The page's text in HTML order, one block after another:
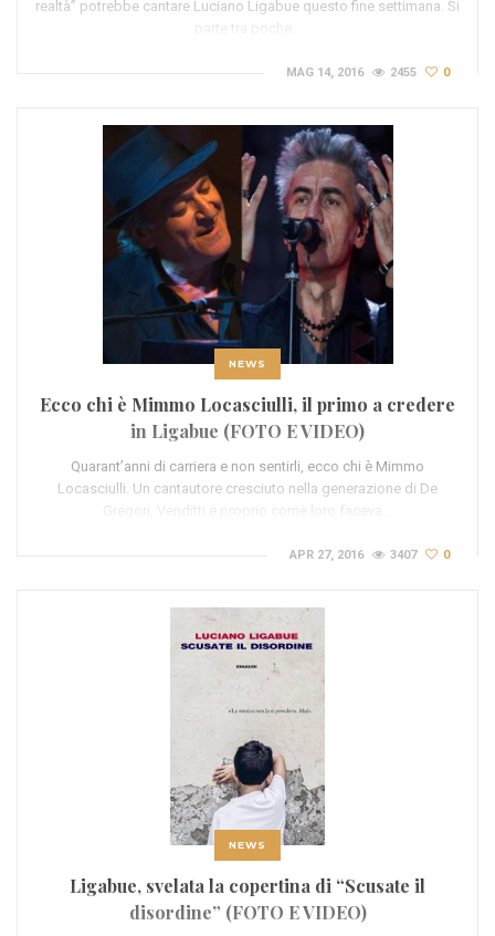
realtà” potrebbe cantare Luciano Ligabue questo fine settimana. Si
parte tra poche…
MAG 14, 2016 2455 0
NEWS
Ecco chi è Mimmo Locasciulli, il primo a credere
in Ligabue (FOTO E VIDEO)
Quarant’anni di carriera e non sentirli, ecco chi è Mimmo
Locasciulli. Un cantautore cresciuto nella generazione di De
Gregori, Venditti e proprio come loro faceva…
APR 27, 2016 3407 0
NEWS
Ligabue, svelata la copertina di “Scusate il
disordine” (FOTO E VIDEO)